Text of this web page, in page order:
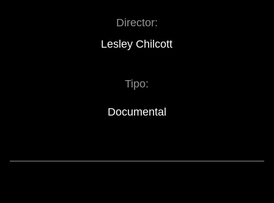
Director:
Lesley Chilcott
Tipo:
Documental